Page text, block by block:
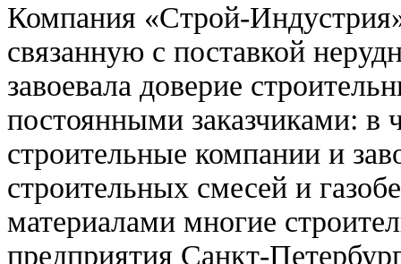
Компания «Строй-
связанную с поставкой
завоевала доверие
постоянными заказчиками: в
строительные компании и
строительных смесей и
материалами многие
предприятия Санкт-